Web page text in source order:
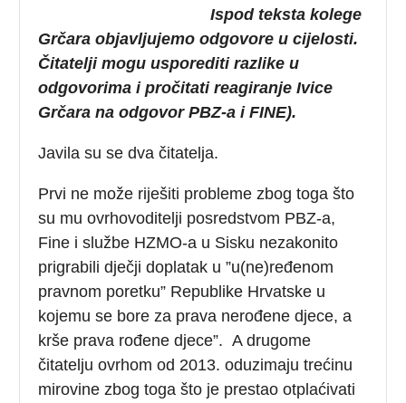
Ispod teksta kolege
Grčara objavljujemo odgovore u cijelosti.
Čitatelji mogu usporediti razlike u
odgovorima i pročitati reagiranje Ivice
Grčara na odgovor PBZ-a i FINE).
Javila su se dva čitatelja.
Prvi ne može riješiti probleme zbog toga što
su mu ovrhovoditelji posredstvom PBZ-a,
Fine i službe HZMO-a u Sisku nezakonito
prigrabili dječji doplatak u ”u(ne)ređenom
pravnom poretku” Republike Hrvatske u
kojemu se bore za prava nerođene djece, a
krše prava rođene djece”.A drugome
čitatelju ovrhom od 2013. oduzimaju trećinu
mirovine zbog toga što je prestao otplaćivati